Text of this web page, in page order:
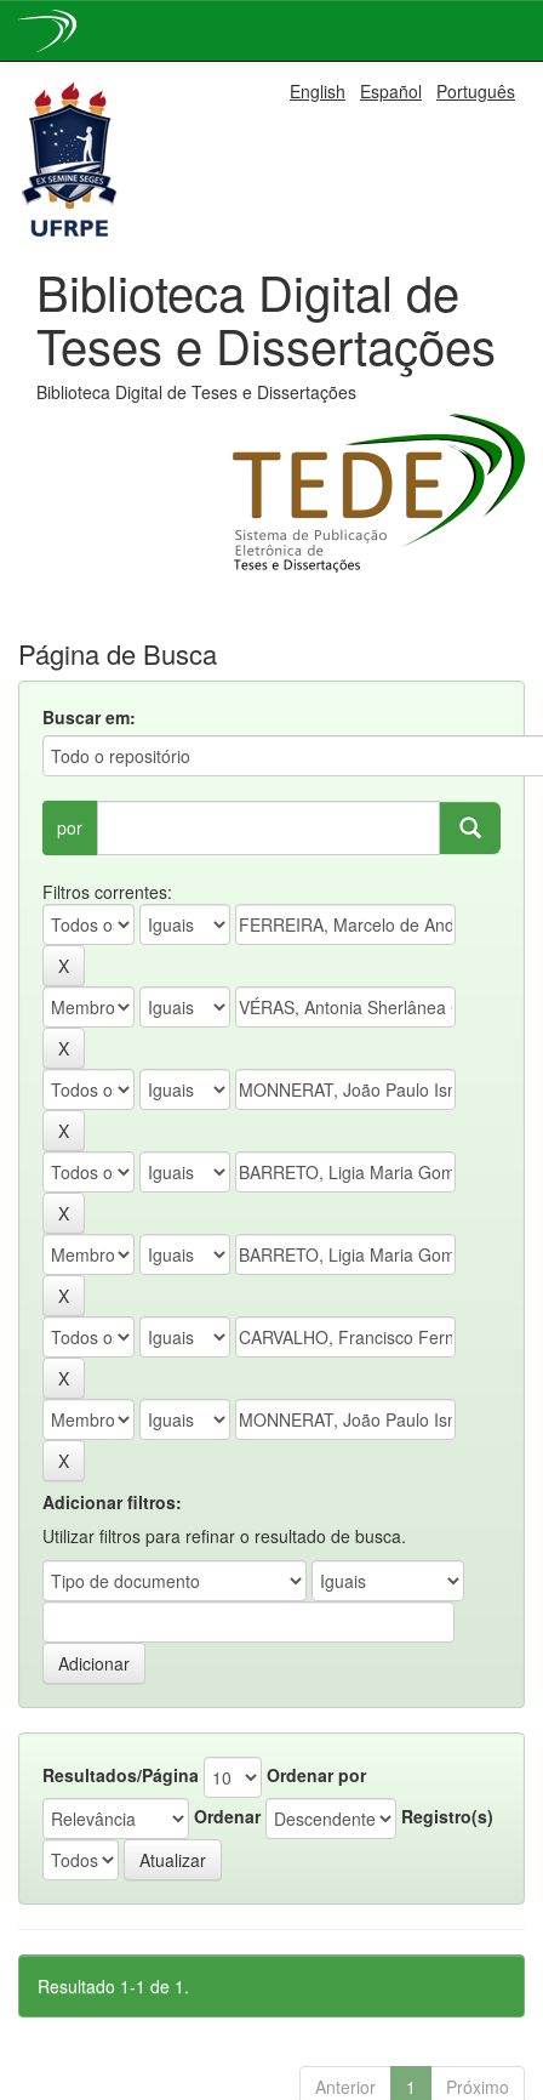
navigation
English Español Português
Biblioteca Digital de
Teses e Dissertações
Biblioteca Digital de Teses e Dissertações
Página de Busca
Buscar em:
por
Filtros correntes:
Adicionar filtros:
Utilizar filtros para refinar o resultado de busca.
Resultados/Página
Ordenar por
Ordenar
Registro(s)
Resultado 1-1 de 1.
Anterior 1 Próximo